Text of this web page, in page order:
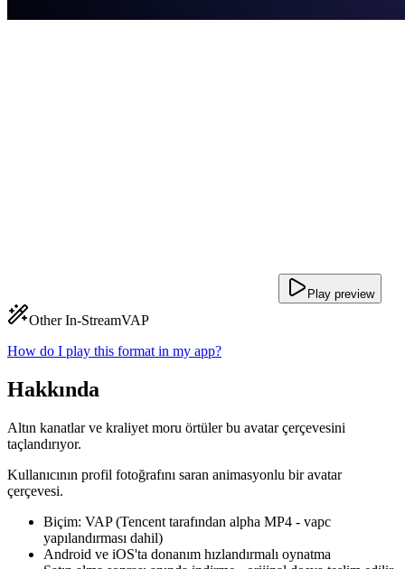
Play preview
Other In-StreamVAP
How do I play this format in my app?
Hakkında
Altın kanatlar ve kraliyet moru örtüler bu avatar çerçevesini
taçlandırıyor.
Kullanıcının profil fotoğrafını saran animasyonlu bir avatar
çerçevesi.
Biçim: VAP (Tencent tarafından alpha MP4 - vapc
yapılandırması dahil)
Android ve iOS'ta donanım hızlandırmalı oynatma